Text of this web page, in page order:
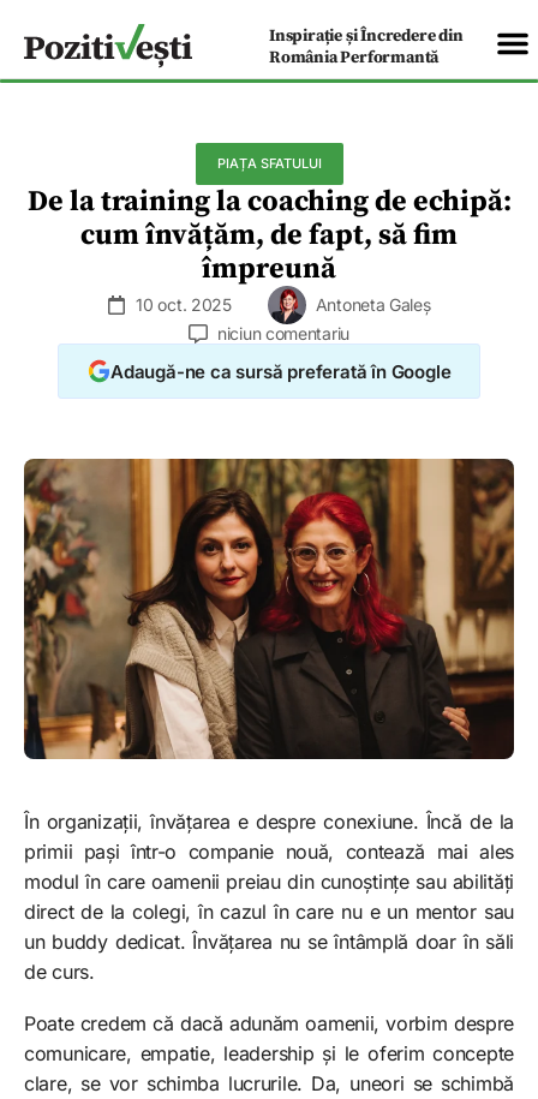
Inspirație și Încredere din
România Performantă
PIAȚA SFATULUI
De la training la coaching de echipă:
cum învățăm, de fapt, să fim
împreună
10 oct. 2025
Antoneta Galeș
niciun comentariu
Adaugă-ne ca sursă preferată în Google
În organizații, învățarea e despre conexiune. Încă de la
primii pași într-o companie nouă, contează mai ales
modul în care oamenii preiau din cunoștințe sau abilități
direct de la colegi, în cazul în care nu e un mentor sau
un buddy dedicat. Învățarea nu se întâmplă doar în săli
de curs.
Poate credem că dacă adunăm oamenii, vorbim despre
comunicare, empatie, leadership și le oferim concepte
clare, se vor schimba lucrurile. Da, uneori se schimbă